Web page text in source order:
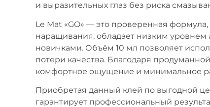
и выразительных глаз без риска
Le Mat «GO» — это проверенная
наращивания, обладает низким уровнем
новичками. Объём 10 мл позволяет
потери качества. Благодаря
комфортное ощущение и минимальное
Приобретая данный клей по выгодной
гарантирует профессиональный